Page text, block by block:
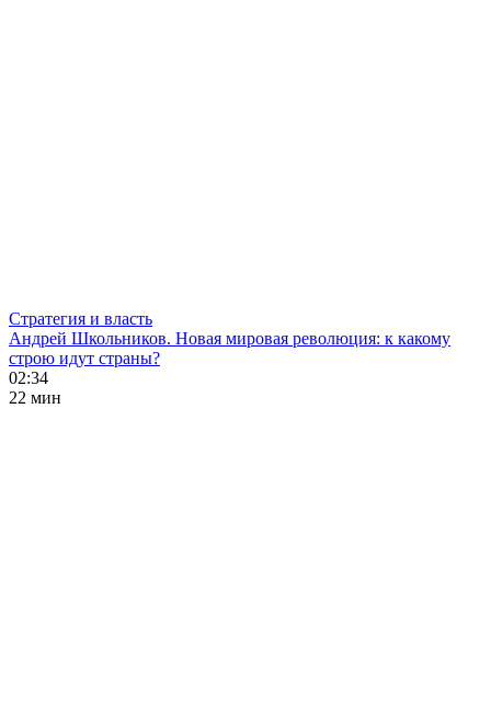
Стратегия и власть
Андрей Школьников. Новая мировая революция: к какому
строю идут страны?
02:34
22 мин